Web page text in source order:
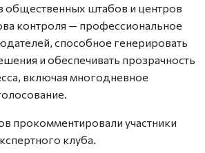
общественных штабов и центров
контроля — профессиональное
способное генерировать
и обеспечивать прозрачность
включая многодневное
прокомментировали участники
клуба.